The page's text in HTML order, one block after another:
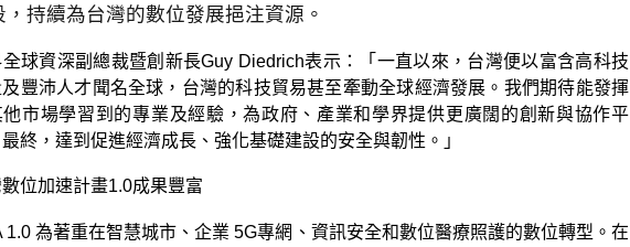
，持續為台灣的數位發展挹注資源。
全球資深副總裁暨創新長Guy Diedrich表示：「一直以來，台灣便以富含高科技
及豐沛人才聞名全球，台灣的科技貿易甚至牽動全球經濟發展。我們期待能發揮
他市場學習到的專業及經驗，為政府、產業和學界提供更廣闊的創新與協作平
終，達到促進經濟成長、強化基礎建設的安全與韌性。」
位加速計畫1.0成果豐富
1.0為著重在智慧城市、企業 5G專網、資訊安全和數位醫療照護的數位轉型。在